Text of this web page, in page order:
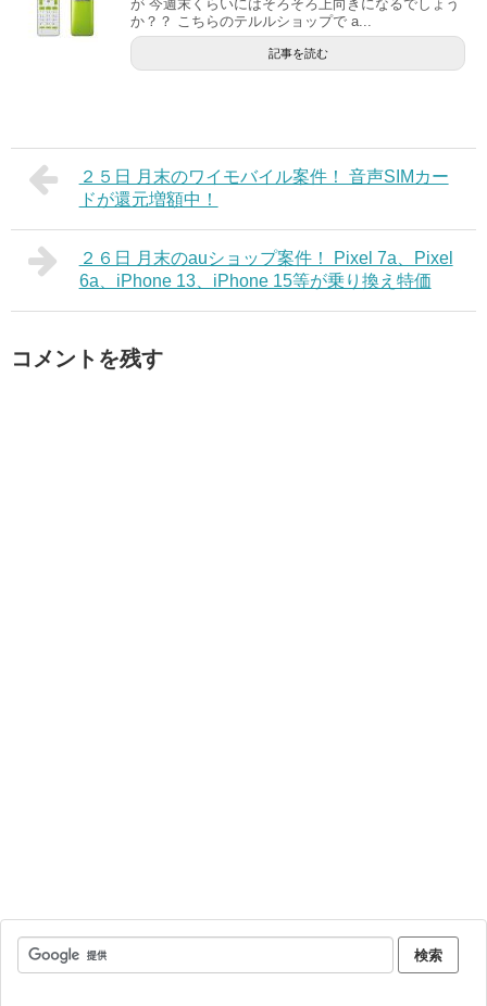
が 今週末くらいにはそろそろ上向きになるでしょう
か？？ こちらのテルルショップで a...
記事を読む
２５日 月末のワイモバイル案件！ 音声SIMカー
ドが還元増額中！
２６日 月末のauショップ案件！ Pixel 7a、Pixel
6a、iPhone 13、iPhone 15等が乗り換え特価
コメントを残す